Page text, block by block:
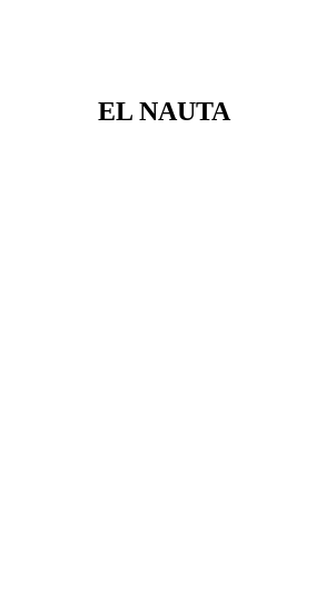
EL NAUTA